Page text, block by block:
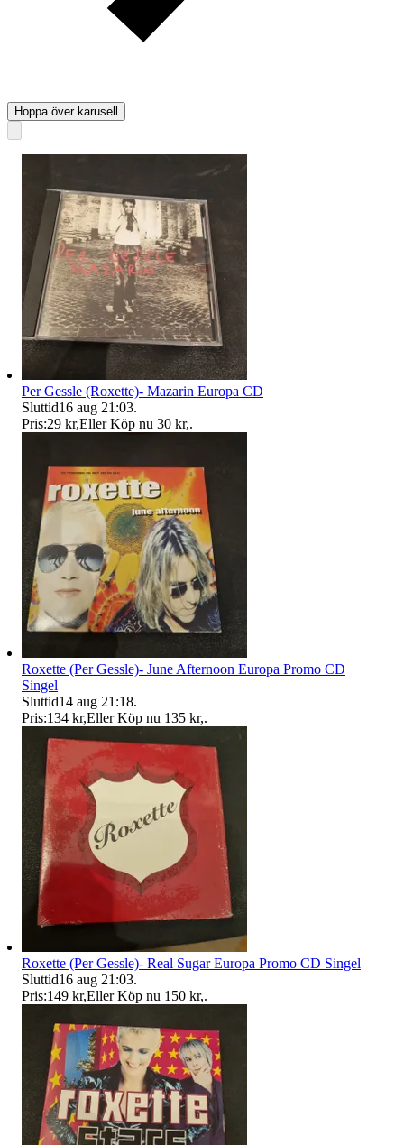
Hoppa över karusell
Per Gessle (Roxette)- Mazarin Europa CD
Sluttid16 aug 21:03.
Pris:29 kr,Eller Köp nu 30 kr,.
Roxette (Per Gessle)- June Afternoon Europa Promo CD
Singel
Sluttid14 aug 21:18.
Pris:134 kr,Eller Köp nu 135 kr,.
Roxette (Per Gessle)- Real Sugar Europa Promo CD Singel
Sluttid16 aug 21:03.
Pris:149 kr,Eller Köp nu 150 kr,.